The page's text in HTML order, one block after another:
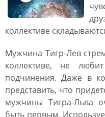
коллективе
Мужчина Тигр-Лев
коллективе, не
подчинения. Даже в
представить, что
мужчины Тигра-Льва
быть первым.